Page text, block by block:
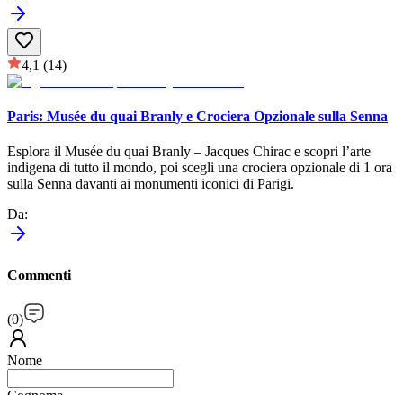
4,1 (14)
Paris: Musée du quai Branly e Crociera Opzionale sulla Senna
Esplora il Musée du quai Branly – Jacques Chirac e scopri l’arte
indigena di tutto il mondo, poi scegli una crociera opzionale di 1 ora
sulla Senna davanti ai monumenti iconici di Parigi.
Da:
Commenti
(0)
Nome